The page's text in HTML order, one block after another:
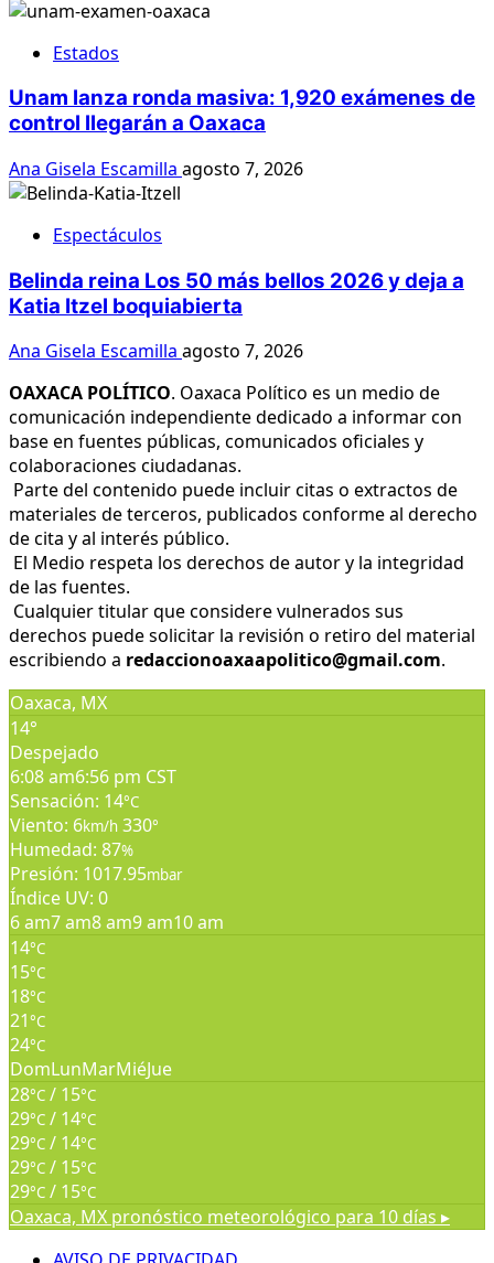
Estados
Unam lanza ronda masiva: 1,920 exámenes de
control llegarán a Oaxaca
Ana Gisela Escamilla agosto 7, 2026
Espectáculos
Belinda reina Los 50 más bellos 2026 y deja a
Katia Itzel boquiabierta
Ana Gisela Escamilla agosto 7, 2026
OAXACA POLÍTICO. Oaxaca Político es un medio de
comunicación independiente dedicado a informar con
base en fuentes públicas, comunicados oficiales y
colaboraciones ciudadanas.
Parte del contenido puede incluir citas o extractos de
materiales de terceros, publicados conforme al derecho
de cita y al interés público.
El Medio respeta los derechos de autor y la integridad
de las fuentes.
Cualquier titular que considere vulnerados sus
derechos puede solicitar la revisión o retiro del material
escribiendo a redaccionoaxaapolitico@gmail.com.
Oaxaca, MX
14°
Despejado
6:08 am6:56 pm CST
Sensación: 14°C
Viento: 6km/h 330°
Humedad: 87%
Presión: 1017.95mbar
Índice UV: 0
6 am7 am8 am9 am10 am
14°C
15°C
18°C
21°C
24°C
DomLunMarMiéJue
28°C / 15°C
29°C / 14°C
29°C / 14°C
29°C / 15°C
29°C / 15°C
Oaxaca, MX pronóstico meteorológico para 10 días ▸